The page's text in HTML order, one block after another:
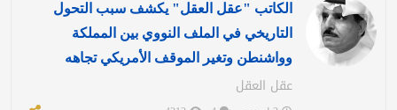
الكاتب "عقل العقل" يكشف سبب التحول
التاريخي في الملف النووي بين المملكة
وواشنطن وتغير الموقف الأمريكي تجاهه
عقل العقل